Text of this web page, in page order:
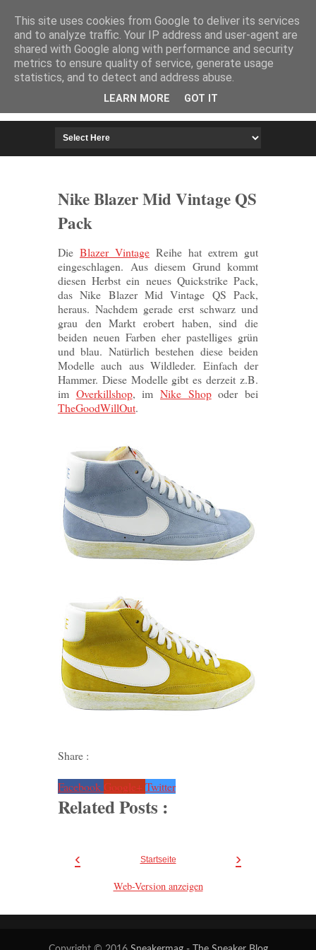
HOME IMPRESSUM
Nike Blazer Mid Vintage QS
Pack
Die Blazer Vintage Reihe hat extrem gut
eingeschlagen. Aus diesem Grund kommt
diesen Herbst ein neues Quickstrike Pack,
das Nike Blazer Mid Vintage QS Pack,
heraus. Nachdem gerade erst schwarz und
grau den Markt erobert haben, sind die
beiden neuen Farben eher pastelliges grün
und blau. Natürlich bestehen diese beiden
Modelle auch aus Wildleder. Einfach der
Hammer. Diese Modelle gibt es derzeit z.B.
im Overkillshop, imNike Shopoder bei
TheGoodWillOut.
Share :
Facebook Google+ Twitter
Related Posts :
‹ ›
Startseite
Web-Version anzeigen
This site uses cookies from Google to deliver its services
and to analyze traffic. Your IP address and user-agent are
shared with Google along with performance and security
metrics to ensure quality of service, generate usage
statistics, and to detect and address abuse.
LEARN MORE GOT IT